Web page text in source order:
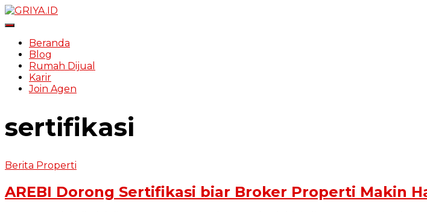
Toggle Navigation
Beranda
Blog
Rumah Dijual
Karir
Join Agen
sertifikasi
Berita Properti
AREBI Dorong Sertifikasi biar Broker Properti Makin